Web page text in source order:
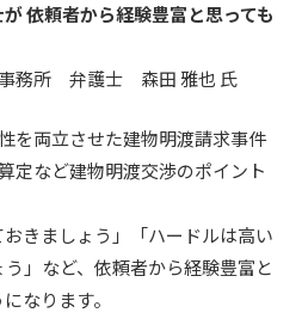
依頼者から経験豊富と思っても
務所 弁護士 森田 雅也 氏
を両立させた建物明渡請求事件
定など建物明渡交渉のポイント
おきましょう」「ハードルは高い
」など、依頼者から経験豊富と
なります。